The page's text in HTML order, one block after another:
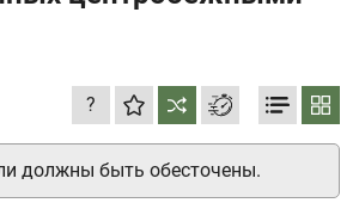
?
должны быть обесточены.